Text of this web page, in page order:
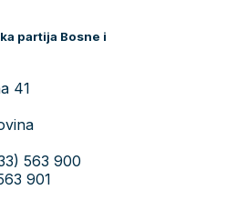
partija Bosne i
41
563 900
901